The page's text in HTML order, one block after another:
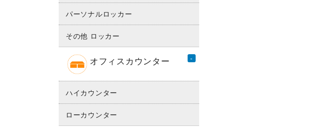
パーソナルロッカー
その他 ロッカー
オフィスカウンター
ハイカウンター
ローカウンター